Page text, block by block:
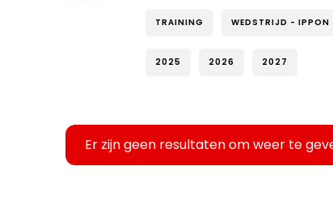
TRAINING WEDSTRIJD - IPPON
2025 2026 2027
Er zijn geen resultaten om weer te